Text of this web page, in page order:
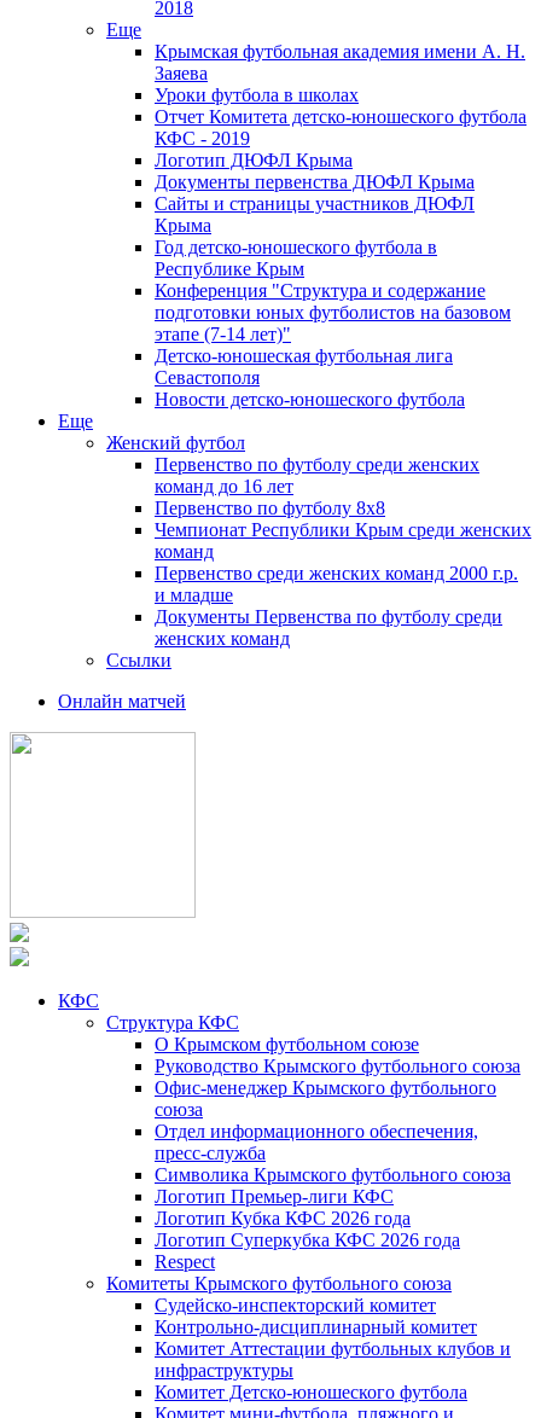
2018
Еще
Крымская футбольная академия имени А. Н.
Заяева
Уроки футбола в школах
Отчет Комитета детско-юношеского футбола
КФС - 2019
Логотип ДЮФЛ Крыма
Документы первенства ДЮФЛ Крыма
Сайты и страницы участников ДЮФЛ
Крыма
Год детско-юношеского футбола в
Республике Крым
Конференция "Структура и содержание
подготовки юных футболистов на базовом
этапе (7-14 лет)"
Детско-юношеская футбольная лига
Севастополя
Новости детско-юношеского футбола
Еще
Женский футбол
Первенство по футболу среди женских
команд до 16 лет
Первенство по футболу 8х8
Чемпионат Республики Крым среди женских
команд
Первенство среди женских команд 2000 г.р.
и младше
Документы Первенства по футболу среди
женских команд
Ссылки
Онлайн матчей
КФС
Структура КФС
О Крымском футбольном союзе
Руководство Крымского футбольного союза
Офис-менеджер Крымского футбольного
союза
Отдел информационного обеспечения,
пресс-служба
Символика Крымского футбольного союза
Логотип Премьер-лиги КФС
Логотип Кубка КФС 2026 года
Логотип Суперкубка КФС 2026 года
Respect
Комитеты Крымского футбольного союза
Судейско-инспекторский комитет
Контрольно-дисциплинарный комитет
Комитет Аттестации футбольных клубов и
инфраструктуры
Комитет Детско-юношеского футбола
Комитет мини-футбола, пляжного и